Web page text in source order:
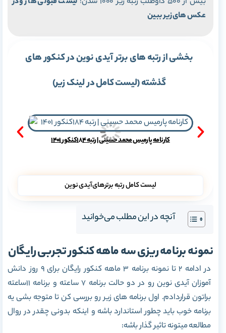
عکس های زیر ببین
بخشی از رتبه های برتر آیدی نوین در کنکور های
گذشته (لیست کامل در لینک زیر)
کارنامه پارمیس محمد حسینی | رتبه 184کنکور 1401
لیست کامل رتبه برترهای آیدی نوین
آنچه در این مطلب می‌خوانید
نمونه برنامه ریزی سه ماهه کنکور تجربی رایگان
در ادامه 2 تا نمونه برنامه ۳ ماهه کنکور رایگان برای 9 روز دانش
آموزان آیدی نوین رو در دو حالت برنامه 7 ساعته و برنامه 11ساعته
براتون قراردادم. اول برنامه های زیر رو بررسی کن تا متوجه بشی یه
برنامه خوب باید چطور استاندارد باشه و اینکه بدونی چقدر در روال
مطالعه میتونه تاثیر گذار باشه: